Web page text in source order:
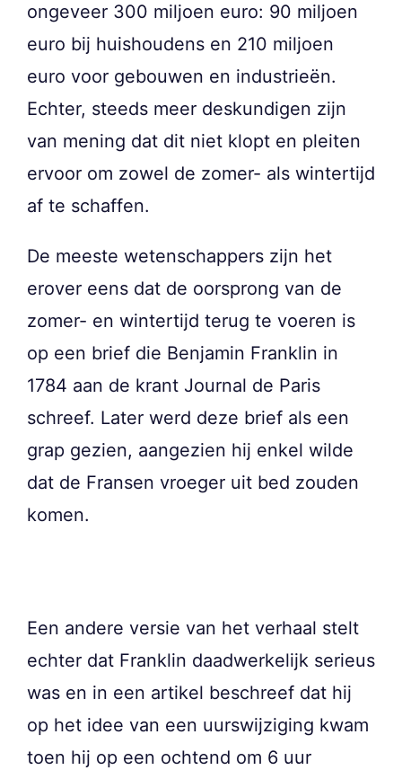
ongeveer 300 miljoen euro: 90 miljoen
euro bij huishoudens en 210 miljoen
euro voor gebouwen en industrieën.
Echter, steeds meer deskundigen zijn
van mening dat dit niet klopt en pleiten
ervoor om zowel de zomer- als wintertijd
af te schaffen.
De meeste wetenschappers zijn het
erover eens dat de oorsprong van de
zomer- en wintertijd terug te voeren is
op een brief die Benjamin Franklin in
1784 aan de krant Journal de Paris
schreef. Later werd deze brief als een
grap gezien, aangezien hij enkel wilde
dat de Fransen vroeger uit bed zouden
komen.
Een andere versie van het verhaal stelt
echter dat Franklin daadwerkelijk serieus
was en in een artikel beschreef dat hij
op het idee van een uurswijziging kwam
toen hij op een ochtend om 6 uur